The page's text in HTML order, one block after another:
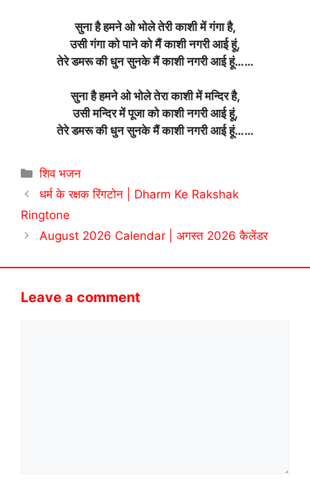
सुना है हमने ओ भोले तेरी काशी में गंगा है,
उसी गंगा को पाने को मैं काशी नगरी आई हूं,
तेरे डमरू की धुन सुनके मैं काशी नगरी आई हूं……
सुना है हमने ओ भोले तेरा काशी में मन्दिर है,
उसी मन्दिर में पूजा को काशी नगरी आई हूं,
तेरे डमरू की धुन सुनके मैं काशी नगरी आई हूं……
Categories
शिव भजन
धर्म के रक्षक रिंगटोन | Dharm Ke Rakshak
Ringtone
August 2026 Calendar | अगस्त 2026 कैलेंडर
Leave a comment